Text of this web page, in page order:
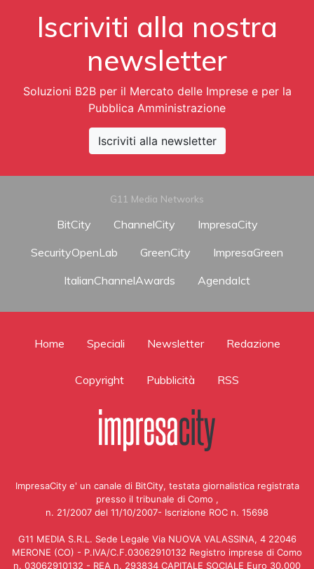
Iscriviti alla nostra
newsletter
Soluzioni B2B per il Mercato delle Imprese e per la
Pubblica Amministrazione
Iscriviti alla newsletter
G11 Media Networks
BitCity ChannelCity
ImpresaCity
SecurityOpenLab
GreenCity
ImpresaGreen
ItalianChannelAwards
AgendaIct
Home Speciali Newsletter Redazione
Copyright Pubblicità RSS
ImpresaCity e' un canale di BitCity, testata giornalistica registrata
presso il tribunale di Como ,
n. 21/2007 del 11/10/2007- Iscrizione ROC n. 15698
G11 MEDIA S.R.L. Sede Legale Via NUOVA VALASSINA, 4 22046
MERONE (CO) - P.IVA/C.F.03062910132 Registro imprese di Como
n. 03062910132 - REA n. 293834 CAPITALE SOCIALE Euro 30.000